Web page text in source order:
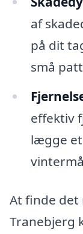
af
på dit
små
effektiv
lægge
At finde
Tranebjerg